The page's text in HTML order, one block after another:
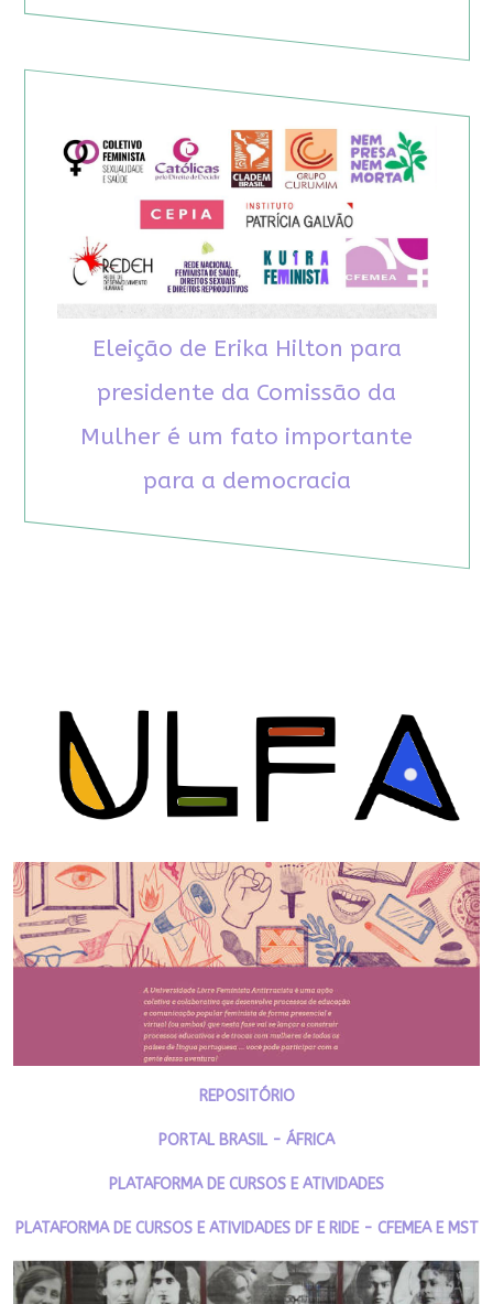
Eleição de Erika Hilton para
presidente da Comissão da
Mulher é um fato importante
para a democracia
REPOSITÓRIO
PORTAL BRASIL - ÁFRICA
PLATAFORMA DE CURSOS E ATIVIDADES
PLATAFORMA DE CURSOS E ATIVIDADES DF E RIDE - CFEMEA E MST